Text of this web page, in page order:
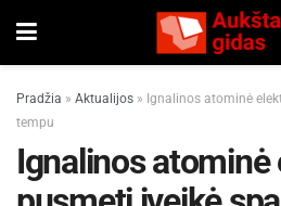
Pradžia » Aktualijos » Ignalinos atominė
tempu
Ignalinos atominė